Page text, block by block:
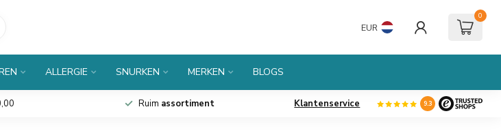
EUR
0
ALLERGIE SNURKEN MERKEN BLOGS
Ruim assortiment Klantenservice 9.3